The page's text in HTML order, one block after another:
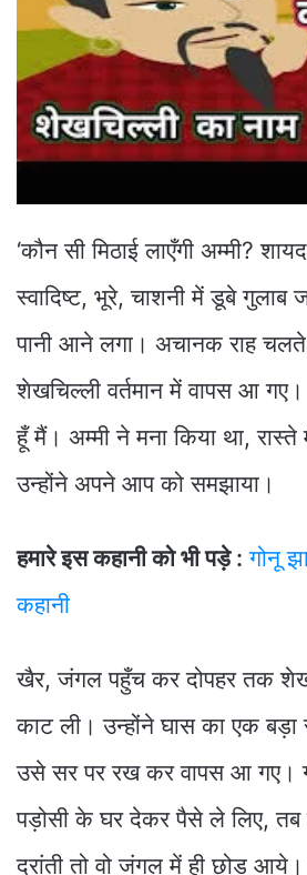
‘कौन सी मिठाई लाएँगी अम्मी?
स्वादिष्ट, भूरे, चाशनी में डूबे
पानी आने लगा। अचानक राह
शेखचिल्ली वर्तमान में वापस आ
हूँ मैं। अम्मी ने मना किया था,
उन्होंने अपने आप को समझाया।
हमारे इस कहानी को भी पड़े : गोनू
कहानी
खैर, जंगल पहुँच कर दोपहर तक
काट ली। उन्होंने घास का एक बड़ा
उसे सर पर रख कर वापस आ गए।
पड़ोसी के घर देकर पैसे ले लिए, तब
दरांती तो वो जंगल में ही छोड़ आये।